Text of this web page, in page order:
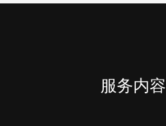
服务内容